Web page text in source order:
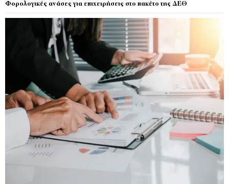
Φορολογικές ανάσες για επιχειρήσεις στο πακέτο της ΔΕΘ